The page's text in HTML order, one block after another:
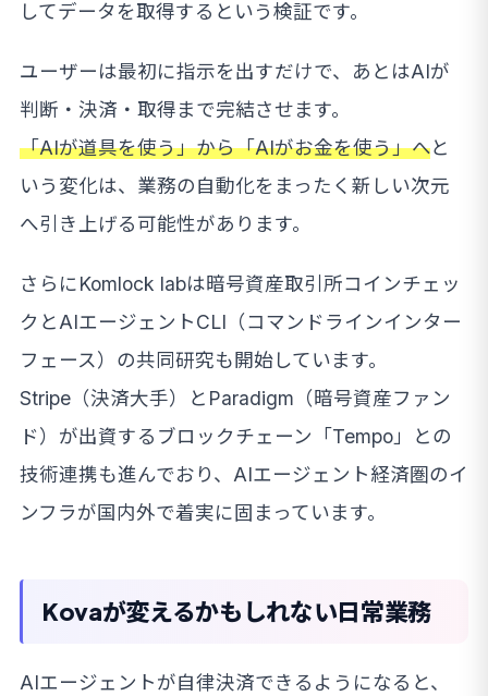
してデータを取得するという検証です。
ユーザーは最初に指示を出すだけで、あとはAIが
判断・決済・取得まで完結させます。
「AIが道具を使う」から「AIがお金を使う」へと
いう変化は、業務の自動化をまったく新しい次元
へ引き上げる可能性があります。
さらにKomlock labは暗号資産取引所コインチェッ
クとAIエージェントCLI（コマンドラインインター
フェース）の共同研究も開始しています。
Stripe（決済大手）とParadigm（暗号資産ファン
ド）が出資するブロックチェーン「Tempo」との
技術連携も進んでおり、AIエージェント経済圏のイ
ンフラが国内外で着実に固まっています。
Kovaが変えるかもしれない日常業務
AIエージェントが自律決済できるようになると、